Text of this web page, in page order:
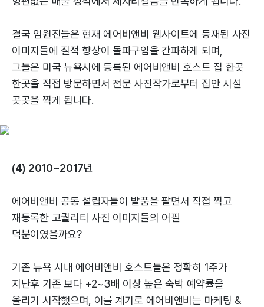
결국 임원진들은 현재 에어비앤비 웹사이트에 등재된 사진
이미지들에 질적 향상이 돌파구임을 간파하게 되며,
그들은 미국 뉴욕시에 등록된 에어비앤비 호스트 집 한곳
한곳을 직접 방문하면서 전문 사진작가로부터 집안 시설
곳곳을 찍게 됩니다.
(4) 2010~2017년
에어비앤비 공동 설립자들이 발품을 팔면서 직접 찍고
재등록한 고퀄리티 사진 이미지들의 어필
덕분이였을까요?
기존 뉴욕 시내 에어비앤비 호스트들은 정확히 1주가
지난후 기존 보다 +2~3배 이상 높은 숙박 예약률을
올리기 시작했으며, 이를 계기로 에어비앤비는 마케팅 &